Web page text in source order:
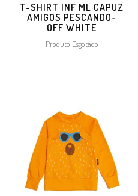
T-SHIRT INF ML CAPUZ
AMIGOS PESCANDO-
OFF WHITE
Produto Esgotado